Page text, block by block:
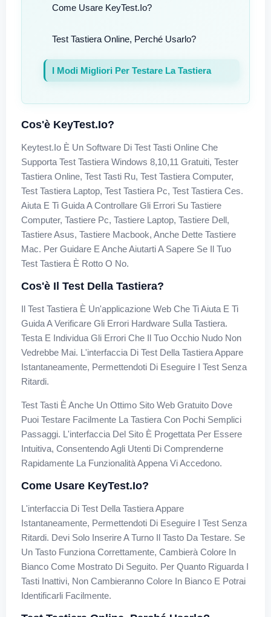
Come Usare KeyTest.io?
Test Tastiera Online, Perché Usarlo?
I Modi Migliori Per Testare La Tastiera
Cos'è KeyTest.io?
Keytest.io È Un Software Di Test Tasti Online Che
Supporta Test Tastiera Windows 8,10,11 Gratuiti, Tester
Tastiera Online, Test Tasti Ru, Test Tastiera Computer,
Test Tastiera Laptop, Test Tastiera Pc, Test Tastiera Ces.
Aiuta E Ti Guida A Controllare Gli Errori Su Tastiere
Computer, Tastiere Pc, Tastiere Laptop, Tastiere Dell,
Tastiere Asus, Tastiere Macbook, Anche Dette Tastiere
Mac. Per Guidare E Anche Aiutarti A Sapere Se Il Tuo
Test Tastiera È Rotto O No.
Cos'è Il Test Della Tastiera?
Il Test Tastiera È Un'applicazione Web Che Ti Aiuta E Ti
Guida A Verificare Gli Errori Hardware Sulla Tastiera.
Testa E Individua Gli Errori Che Il Tuo Occhio Nudo Non
Vedrebbe Mai. L'interfaccia Di Test Della Tastiera Appare
Istantaneamente, Permettendoti Di Eseguire I Test Senza
Ritardi.
Test Tasti È Anche Un Ottimo Sito Web Gratuito Dove
Puoi Testare Facilmente La Tastiera Con Pochi Semplici
Passaggi. L'interfaccia Del Sito È Progettata Per Essere
Intuitiva, Consentendo Agli Utenti Di Comprenderne
Rapidamente La Funzionalità Appena Vi Accedono.
Come Usare KeyTest.io?
L'interfaccia Di Test Della Tastiera Appare
Istantaneamente, Permettendoti Di Eseguire I Test Senza
Ritardi. Devi Solo Inserire A Turno Il Tasto Da Testare. Se
Un Tasto Funziona Correttamente, Cambierà Colore In
Bianco Come Mostrato Di Seguito. Per Quanto Riguarda I
Tasti Inattivi, Non Cambieranno Colore In Bianco E Potrai
Identificarli Facilmente.